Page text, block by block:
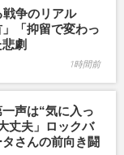
争のリアル
」「抑留で変わっ
劇
1時間前
声は“気に入っ
丈夫」ロックバ
さんの前向き闘